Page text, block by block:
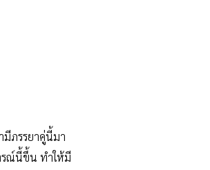
มีภรรยาคู่นี้มา
ารณ์นี้ขึ้น ทำให้มี